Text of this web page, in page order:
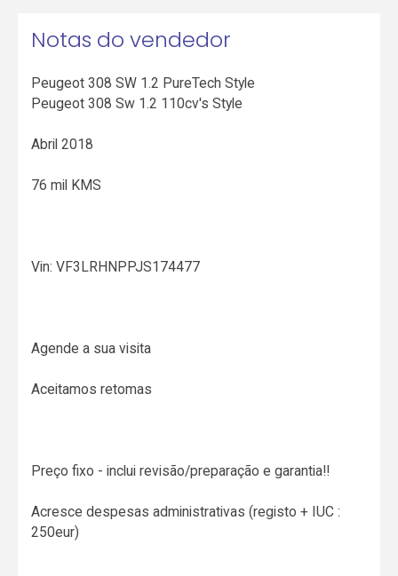
Notas do vendedor
Peugeot 308 SW 1.2 PureTech Style
Peugeot 308 Sw 1.2 110cv's Style
Abril 2018
76 mil KMS
Vin: VF3LRHNPPJS174477
Agende a sua visita
Aceitamos retomas
Preço fixo - inclui revisão/preparação e garantia!!
Acresce despesas administrativas (registo + IUC :
250eur)